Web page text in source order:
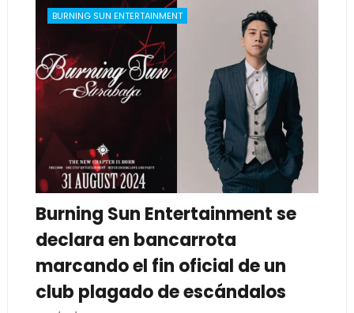
BURNING SUN ENTERTAINMENT
Burning Sun Entertainment se
declara en bancarrota
marcando el fin oficial de un
club plagado de escándalos